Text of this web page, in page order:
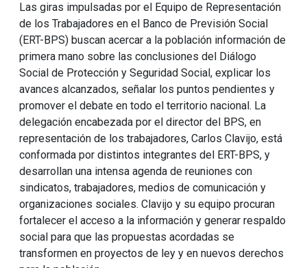
Las giras impulsadas por el Equipo de Representación
de los Trabajadores en el Banco de Previsión Social
(ERT-BPS) buscan acercar a la población información de
primera mano sobre las conclusiones del Diálogo
Social de Protección y Seguridad Social, explicar los
avances alcanzados, señalar los puntos pendientes y
promover el debate en todo el territorio nacional. La
delegación encabezada por el director del BPS, en
representación de los trabajadores, Carlos Clavijo, está
conformada por distintos integrantes del ERT-BPS, y
desarrollan una intensa agenda de reuniones con
sindicatos, trabajadores, medios de comunicación y
organizaciones sociales. Clavijo y su equipo procuran
fortalecer el acceso a la información y generar respaldo
social para que las propuestas acordadas se
transformen en proyectos de ley y en nuevos derechos